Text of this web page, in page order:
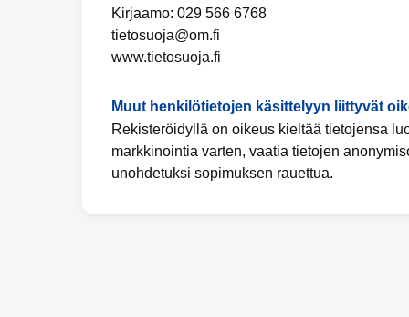
Kirjaamo: 029 566 6768
tietosuoja@om.fi
www.tietosuoja.fi
Muut henkilötietojen käsittelyyn liittyvät
Rekisteröidyllä on oikeus kieltää tietojensa
markkinointia varten, vaatia tietojen
unohdetuksi sopimuksen rauettua.